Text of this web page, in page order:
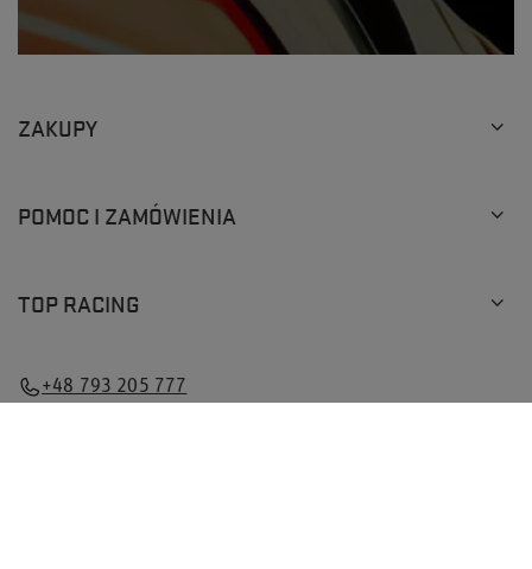
ZAKUPY
POMOC I ZAMÓWIENIA
TOP RACING
+48 793 205 777